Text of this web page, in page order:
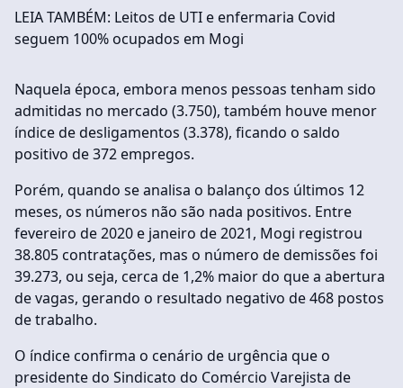
LEIA TAMBÉM: Leitos de UTI e enfermaria Covid
seguem 100% ocupados em Mogi
Naquela época, embora menos pessoas tenham sido
admitidas no mercado (3.750), também houve menor
índice de desligamentos (3.378), ficando o saldo
positivo de 372 empregos.
Porém, quando se analisa o balanço dos últimos 12
meses, os números não são nada positivos. Entre
fevereiro de 2020 e janeiro de 2021, Mogi registrou
38.805 contratações, mas o número de demissões foi
39.273, ou seja, cerca de 1,2% maior do que a abertura
de vagas, gerando o resultado negativo de 468 postos
de trabalho.
O índice confirma o cenário de urgência que o
presidente do Sindicato do Comércio Varejista de